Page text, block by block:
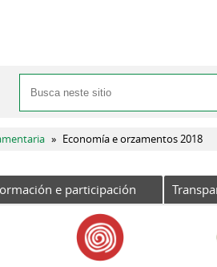
Formulario de busca
Buscar
» Economía e orzamentos 2018
e participación